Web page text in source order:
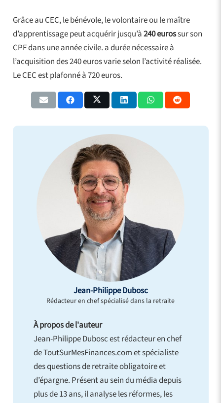
Grâce au CEC, le bénévole, le volontaire ou le maître
d’apprentissage peut acquérir jusqu’à240 eurossur son
CPF dans une année civile. a durée nécessaire à
l’acquisition des240 eurosvarie selon l’activité réalisée.
Le CEC est plafonné à 720 euros.
Jean-Philippe Dubosc
Rédacteur en chef spécialisé dans la retraite
À propos de l'auteur
Jean-Philippe Dubosc est rédacteur en chef
de ToutSurMesFinances.com et spécialiste
des questions de retraite obligatoire et
d’épargne. Présent au sein du média depuis
plus de 13 ans, il analyse les réformes, les